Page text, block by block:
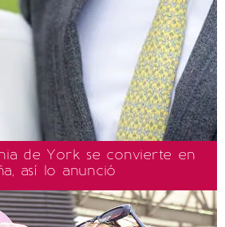
de York se convierte en
así lo anunció